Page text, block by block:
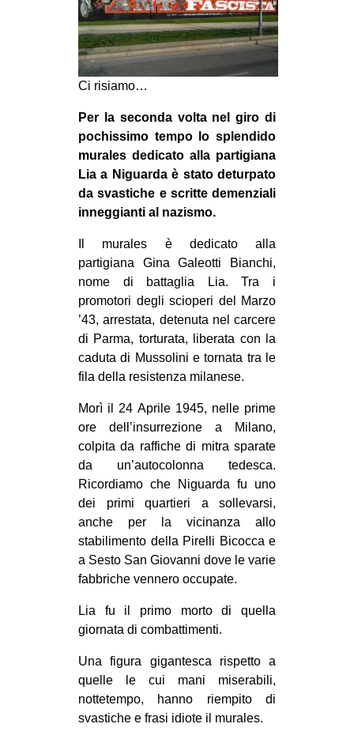
SPORT POPOLARE
MOVIMENTI
AMBIENTE
DIRITTO ALL’ABITARE
GENERI
MIGRAZIONI
PRECARIATO
REPRESSIONE
STUDENTI
CULTURE
ARTE
CINEMA
MANIFESTI
MUSICA
RECENSIONI
INTERNAZIONALE
AFRICA
AMERICHE
ESTREMO ORIENTE
EUROPA
MONDO
EVENTI
in
Ci risiamo…
Per la seconda volta nel giro di
pochissimo tempo lo splendido
murales dedicato alla partigiana
Lia a Niguarda è stato deturpato
da svastiche e scritte demenziali
inneggianti al nazismo.
Il murales è dedicato alla
partigiana Gina Galeotti Bianchi,
nome di battaglia Lia. Tra i
promotori degli scioperi del Marzo
’43, arrestata, detenuta nel carcere
di Parma, torturata, liberata con la
caduta di Mussolini e tornata tra le
fila della resistenza milanese.
Morì il 24 Aprile 1945, nelle prime
ore dell’insurrezione a Milano,
colpita da raffiche di mitra sparate
da un’autocolonna tedesca.
Ricordiamo che Niguarda fu uno
dei primi quartieri a sollevarsi,
anche per la vicinanza allo
stabilimento della Pirelli Bicocca e
a Sesto San Giovanni dove le varie
fabbriche vennero occupate.
Lia fu il primo morto di quella
giornata di combattimenti.
Una figura gigantesca rispetto a
quelle le cui mani miserabili,
nottetempo, hanno riempito di
svastiche e frasi idiote il murales.